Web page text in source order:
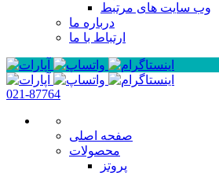
وب سایت های مرتبط
درباره ما
ارتباط با ما
021-87764
صفحه اصلی
محصولات
پروتز